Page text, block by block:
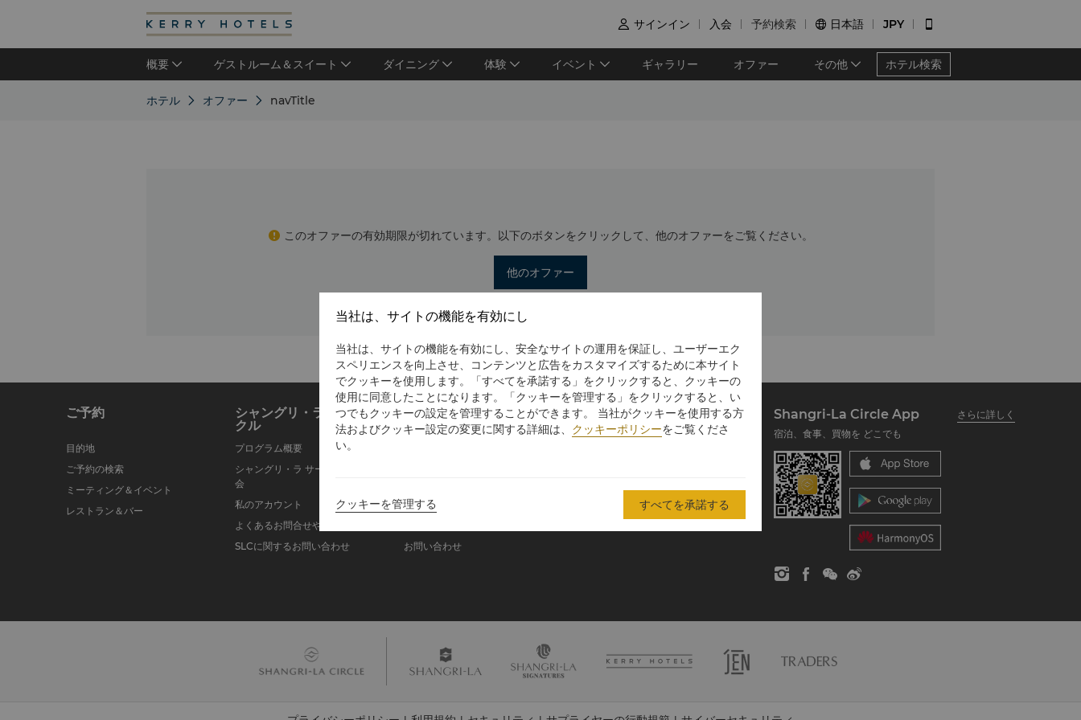
 サインイン 入会 予約検索  日本語 JPY 
概要 ゲストルーム＆スイート ダイニング 体験 イベント ギャラリー オファー その他 ホテル検索
ホテル オファー navTitle
このオファーの有効期限が切れています。以下のボタンをクリックして、他のオファーをご覧ください。
他のオファー
ご予約
目的地
ご予約の検索
ミーティング＆イベント
レストラン＆バー
シャングリ・ラ サー
クル
プログラム概要
シャングリ・ラ サークルに入
会
私のアカウント
よくあるお問合せや質問
SLCに関するお問い合わせ
シャングリ・ラ グル
ープ
シャングリ・ラ センター
お問い合わせ
企業の社会的責任
Shangri-La Circle App
さらに詳しく
宿泊、食事、買物を どこでも
当社は、サイトの機能を有効にし
当社は、サイトの機能を有効にし、安全なサイトの運用を保証し、ユーザーエク
スペリエンスを向上させ、コンテンツと広告をカスタマイズするために本サイト
でクッキーを使用します。「すべてを承諾する」をクリックすると、クッキーの
使用に同意したことになります。「クッキーを管理する」をクリックすると、い
つでもクッキーの設定を管理することができます。 当社がクッキーを使用する方
法およびクッキー設定の変更に関する詳細は、 クッキーポリシーをご覧くださ
い。
クッキーを管理する すべてを承諾する